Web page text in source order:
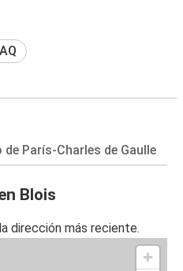
París-Charles de Gaulle
Blois
dirección más reciente.